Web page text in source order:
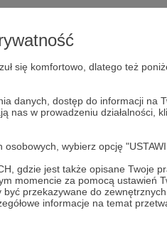
się komfortowo, dlatego też
danych, dostęp do informacji na
w prowadzeniu działalności,
wybierz opcję
gdzie jest także opisane Twoje
momencie za pomocą ustawień
przekazywane do
informacje na temat
lub